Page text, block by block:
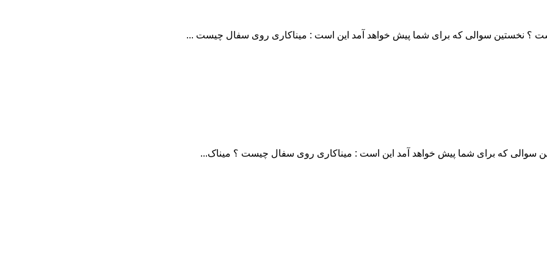
؟ نخستین سوالی که برای شما پیش خواهد آمد این است : میناکاری روی سفال چیست ...
که برای شما پیش خواهد آمد این است : میناکاری روی سفال چیست ؟ میناک...